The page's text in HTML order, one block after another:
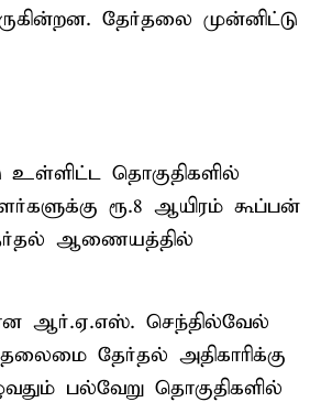
தேர்தலை முன்னிட்டு
தொகுதிகளில்
ரூ.8 ஆயிரம் கூப்பன்
ஆணையத்தில்
ஆர்.ஏ.எஸ். செந்தில்வேல்
தேர்தல் அதிகாரிக்கு
பல்வேறு தொகுதிகளில்